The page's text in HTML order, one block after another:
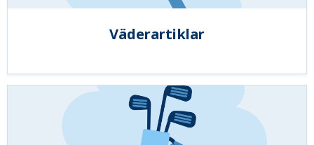
Väderartiklar